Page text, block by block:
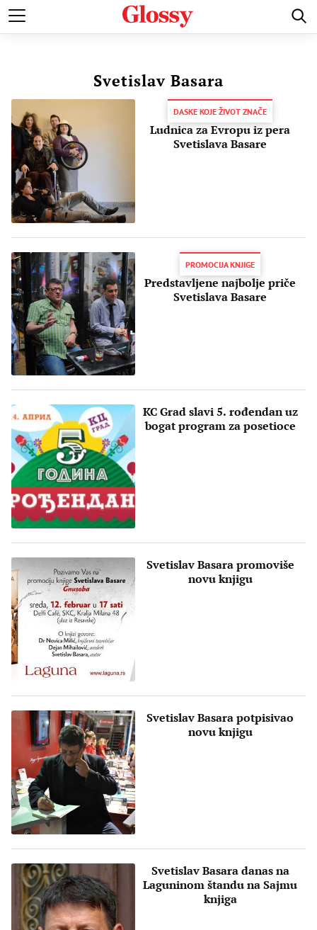
POZNATI MODA I LEPOTA ZDRAVI I SREĆNI LJUBAV
Svetislav Basara
DASKE KOJE ŽIVOT ZNAČE
Ludnica za Evropu iz pera
Svetislava Basare
PROMOCIJA KNJIGE
Predstavljene najbolje priče
Svetislava Basare
KC Grad slavi 5. rođendan uz
bogat program za posetioce
Svetislav Basara promoviše
novu knjigu
Svetislav Basara potpisivao
novu knjigu
Svetislav Basara danas na
Laguninom štandu na Sajmu
knjiga